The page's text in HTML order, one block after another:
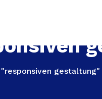
gestaltung"